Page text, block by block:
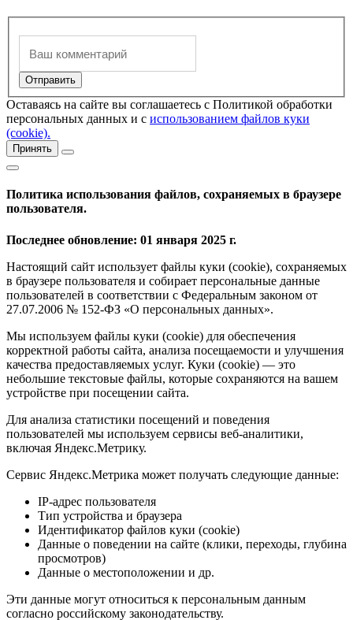
Оставаясь на сайте вы соглашаетесь с Политикой обработки
персональных данных и с использованием файлов куки
(cookie).
Принять
Политика использования файлов, сохраняемых в браузере
пользователя.
Последнее обновление: 01 января 2025 г.
Настоящий сайт использует файлы куки (cookie), сохраняемых
в браузере пользователя и собирает персональные данные
пользователей в соответствии с Федеральным законом от
27.07.2006 № 152-ФЗ «О персональных данных».
Мы используем файлы куки (cookie) для обеспечения
корректной работы сайта, анализа посещаемости и улучшения
качества предоставляемых услуг. Куки (cookie) — это
небольшие текстовые файлы, которые сохраняются на вашем
устройстве при посещении сайта.
Для анализа статистики посещений и поведения
пользователей мы используем сервисы веб-аналитики,
включая Яндекс.Метрику.
Сервис Яндекс.Метрика может получать следующие данные:
IP-адрес пользователя
Тип устройства и браузера
Идентификатор файлов куки (cookie)
Данные о поведении на сайте (клики, переходы, глубина
просмотров)
Данные о местоположении и др.
Эти данные могут относиться к персональным данным
согласно российскому законодательству.